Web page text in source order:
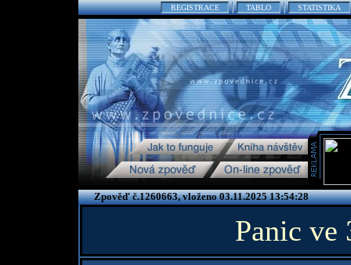
REGISTRACE TABLO STATISTIKA
Zpověď č.1260663, vloženo 03.11.2025 13:54:28
Panic ve